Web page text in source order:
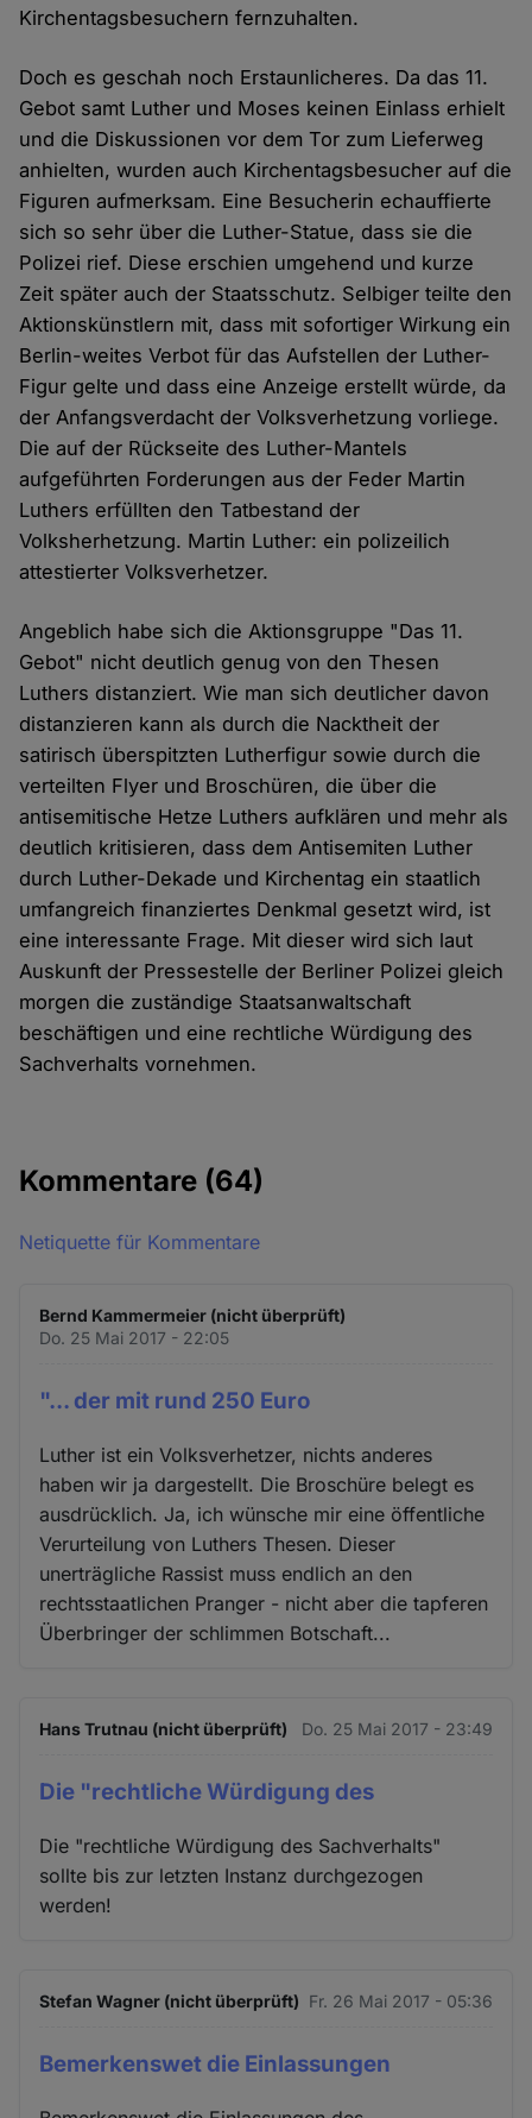
Kirchentagsbesuchern fernzuhalten.
Doch es geschah noch Erstaunlicheres. Da das 11.
Gebot samt Luther und Moses keinen Einlass erhielt
und die Diskussionen vor dem Tor zum Lieferweg
anhielten, wurden auch Kirchentagsbesucher auf die
Figuren aufmerksam. Eine Besucherin echauffierte
sich so sehr über die Luther-Statue, dass sie die
Polizei rief. Diese erschien umgehend und kurze
Zeit später auch der Staatsschutz. Selbiger teilte den
Aktionskünstlern mit, dass mit sofortiger Wirkung ein
Berlin-weites Verbot für das Aufstellen der Luther-
Figur gelte und dass eine Anzeige erstellt würde, da
der Anfangsverdacht der Volksverhetzung vorliege.
Die auf der Rückseite des Luther-Mantels
aufgeführten Forderungen aus der Feder Martin
Luthers erfüllten den Tatbestand der
Volksherhetzung. Martin Luther: ein polizeilich
attestierter Volksverhetzer.
Angeblich habe sich die Aktionsgruppe "Das 11.
Gebot" nicht deutlich genug von den Thesen
Luthers distanziert. Wie man sich deutlicher davon
distanzieren kann als durch die Nacktheit der
satirisch überspitzten Lutherfigur sowie durch die
verteilten Flyer und Broschüren, die über die
antisemitische Hetze Luthers aufklären und mehr als
deutlich kritisieren, dass dem Antisemiten Luther
durch Luther-Dekade und Kirchentag ein staatlich
umfangreich finanziertes Denkmal gesetzt wird, ist
eine interessante Frage. Mit dieser wird sich laut
Auskunft der Pressestelle der Berliner Polizei gleich
morgen die zuständige Staatsanwaltschaft
beschäftigen und eine rechtliche Würdigung des
Sachverhalts vornehmen.
Kommentare (64)
Netiquette für Kommentare
Bernd Kammermeier (nicht überprüft)
Do. 25 Mai 2017 - 22:05
"... der mit rund 250 Euro
Luther ist ein Volksverhetzer, nichts anderes
haben wir ja dargestellt. Die Broschüre belegt es
ausdrücklich. Ja, ich wünsche mir eine öffentliche
Verurteilung von Luthers Thesen. Dieser
unerträgliche Rassist muss endlich an den
rechtsstaatlichen Pranger - nicht aber die tapferen
Überbringer der schlimmen Botschaft...
Hans Trutnau (nicht überprüft) Do. 25 Mai 2017 - 23:49
Die "rechtliche Würdigung des
Die "rechtliche Würdigung des Sachverhalts"
sollte bis zur letzten Instanz durchgezogen
werden!
Stefan Wagner (nicht überprüft) Fr. 26 Mai 2017 - 05:36
Bemerkenswet die Einlassungen